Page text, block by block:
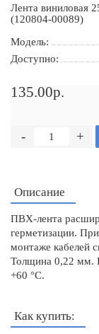
Лента
(120804-00089)
Модель:
Доступно:
135.00р.
+
-
Описание
ПВХ-лента
герметизации.
монтаже кабелей
Толщина 0,22 мм.
+60 °С.
Как купить: